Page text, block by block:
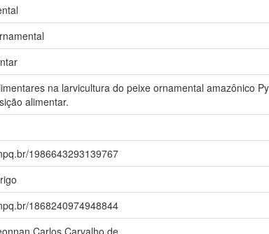
na larvicultura do peixe ornamental amazônico
alimentar.
1986643293139767
1868240974948844
Carlos Carvalho de